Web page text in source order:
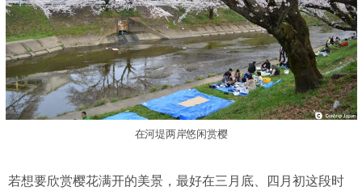
在河堤两岸悠闲赏樱
若想要欣赏樱花满开的美景，最好在三月底、四月初这段时